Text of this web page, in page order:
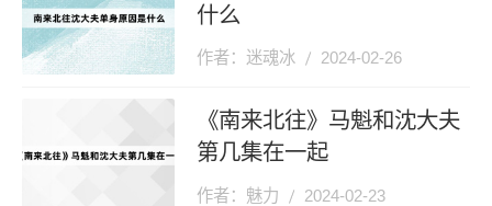
什么
作者：迷魂冰 2024-02-26
《南来北往》马魁和沈大夫
第几集在一起
作者：魅力 2024-02-23